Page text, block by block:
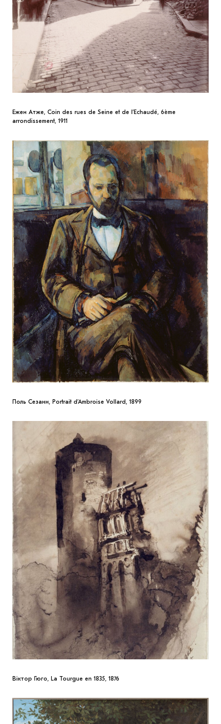
Ежен Атже, Coin des rues de Seine et de l’Echaudé, 6ème
arrondissement, 1911
Поль Сезанн, Portrait d’Ambroise Vollard, 1899
Віктор Гюго, La Tourgue en 1835, 1876